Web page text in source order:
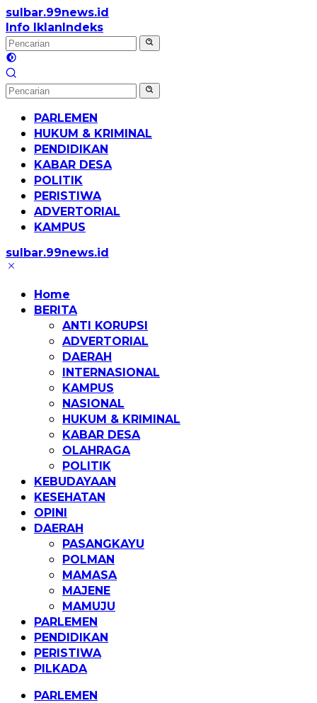
Langsung
ke
konten
sulbar.99news.id
Terbaik
Terbaik
Info IklanIndeks
PARLEMEN
HUKUM & KRIMINAL
PENDIDIKAN
KABAR DESA
POLITIK
PERISTIWA
ADVERTORIAL
KAMPUS
sulbar.99news.id
Terbaik
Home
BERITA
ANTI KORUPSI
ADVERTORIAL
DAERAH
INTERNASIONAL
KAMPUS
NASIONAL
HUKUM & KRIMINAL
KABAR DESA
OLAHRAGA
POLITIK
KEBUDAYAAN
KESEHATAN
OPINI
DAERAH
PASANGKAYU
POLMAN
MAMASA
MAJENE
MAMUJU
PARLEMEN
PENDIDIKAN
PERISTIWA
PILKADA
PARLEMEN